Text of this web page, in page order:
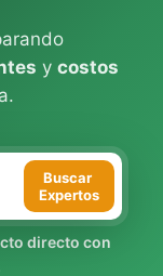
y costos
Buscar
Expertos
directo con